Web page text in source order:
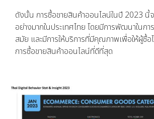
ดังนั้น การซื้อขายสินค้าออนไลน์ในปี 2023 นี้จ
อย่างมากในประเทศไทย โดยมีการพัฒนาในกา
สมัย และมีการให้บริการที่มีคุณภาพเพื่อให้ผู้ซื้
การซื้อขายสินค้าออนไลน์ที่ดีที่สุด